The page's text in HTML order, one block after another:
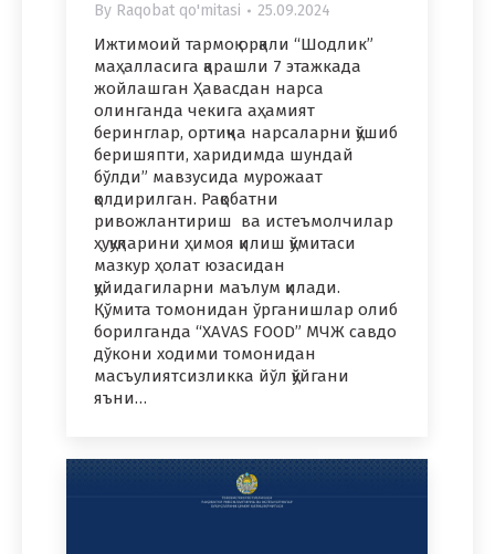
By Raqobat qo'mitasi 25.09.2024
Ижтимоий тармоқ орқали “Шодлик”
маҳалласига қарашли 7 этажкада
жойлашган Ҳавасдан нарса
олинганда чекига аҳамият
беринглар, ортиқча нарсаларни қўшиб
беришяпти, харидимда шундай
бўлди” мавзусида мурожаат
қолдирилган. Рақобатни
ривожлантириш ва истеъмолчилар
ҳуқуқларини ҳимоя қилиш қўмитаси
мазкур ҳолат юзасидан
қуйидагиларни маълум қилади.
Қўмита томонидан ўрганишлар олиб
борилганда “XAVAS FOOD” МЧЖ савдо
дўкони ходими томонидан
масъулиятсизликка йўл қўйгани
яъни…